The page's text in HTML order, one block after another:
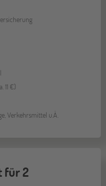
11 €)
Verkehrsmittel u.Ä.
für 2